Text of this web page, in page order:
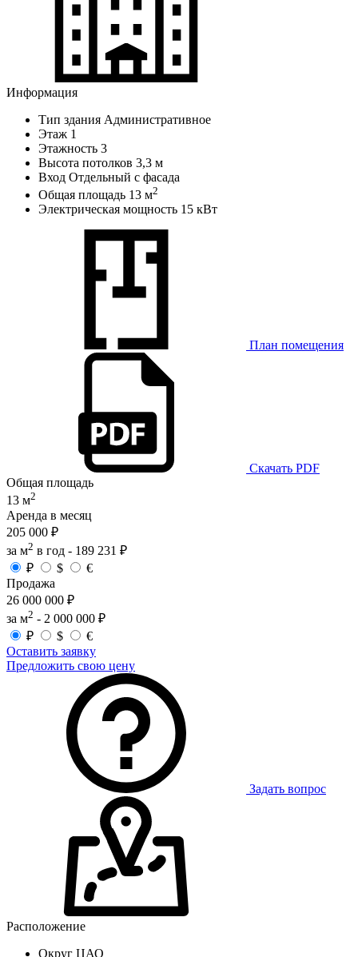
Информация
Тип здания Административное
Этаж 1
Этажность 3
Высота потолков 3,3 м
Вход Отдельный с фасада
Общая площадь 13 м2
Электрическая мощность 15 кВт
План помещения
Скачать PDF
Общая площадь
13 м2
Аренда в месяц
205 000 ₽
за м2 в год - 189 231 ₽
₽
$
€
Продажа
26 000 000 ₽
за м2 - 2 000 000 ₽
₽
$
€
Оставить заявку
Предложить свою цену
Задать вопрос
Расположение
Округ ЦАО